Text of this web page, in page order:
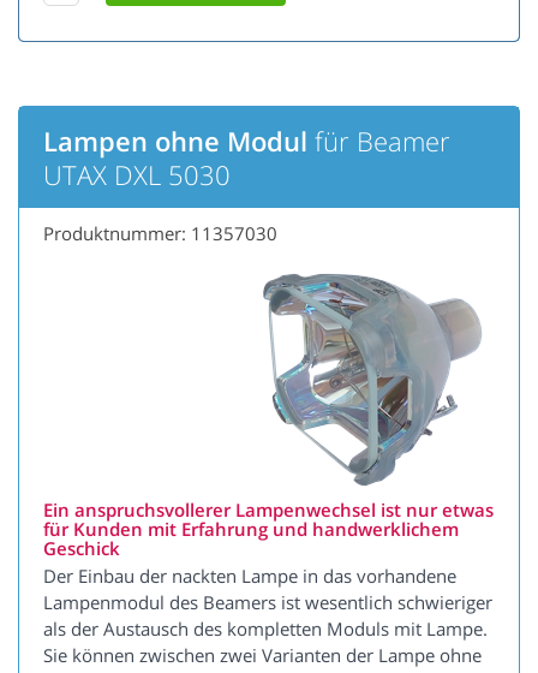
Lampen ohne Modul für Beamer
UTAX DXL 5030
Produktnummer: 11357030
Ein anspruchsvollerer Lampenwechsel ist nur etwas
für Kunden mit Erfahrung und handwerklichem
Geschick
Der Einbau der nackten Lampe in das vorhandene
Lampenmodul des Beamers ist wesentlich schwieriger
als der Austausch des kompletten Moduls mit Lampe.
Sie können zwischen zwei Varianten der Lampe ohne